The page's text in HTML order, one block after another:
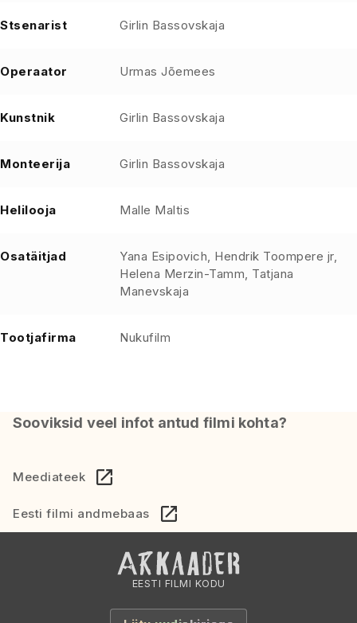
Stsenarist Girlin Bassovskaja
Operaator Urmas Jõemees
Kunstnik Girlin Bassovskaja
Monteerija Girlin Bassovskaja
Helilooja Malle Maltis
Osatäitjad
Yana Esipovich, Hendrik Toompere jr,
Helena Merzin-Tamm, Tatjana
Manevskaja
Tootjafirma Nukufilm
Sooviksid veel infot antud filmi kohta?
Meediateek
Eesti filmi andmebaas
EESTI FILMI KODU